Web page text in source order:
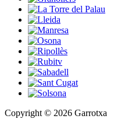
Copyright © 2026 Garrotxa